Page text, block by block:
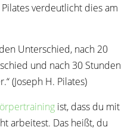
verdeutlicht dies am
Unterschied, nach 20
und nach 30 Stunden
(Joseph H. Pilates)
ist, dass du mit
arbeitest. Das heißt, du